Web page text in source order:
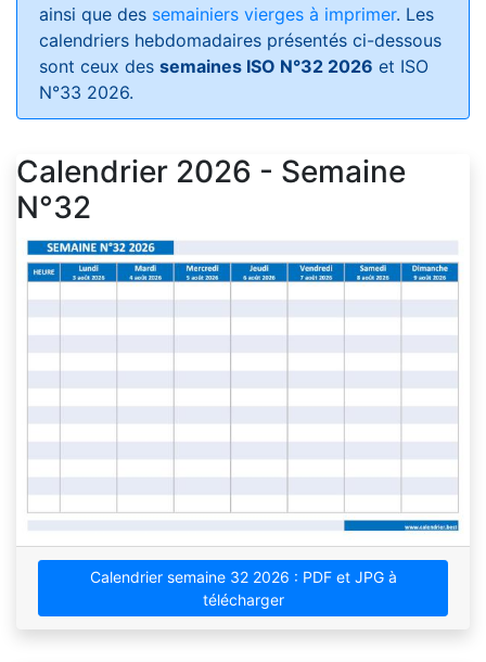
ainsi que des semainiers vierges à imprimer. Les
calendriers hebdomadaires présentés ci-dessous
sont ceux des semaines ISO N°32 2026 et ISO
N°33 2026.
Calendrier 2026 - Semaine
N°32
Calendrier semaine 32 2026 : PDF et JPG à
télécharger